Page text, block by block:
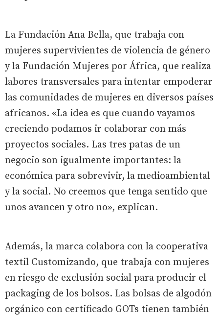
La Fundación Ana Bella, que trabaja con
mujeres supervivientes de violencia de género
y la Fundación Mujeres por África, que realiza
labores transversales para intentar empoderar
las comunidades de mujeres en diversos países
africanos. «La idea es que cuando vayamos
creciendo podamos ir colaborar con más
proyectos sociales. Las tres patas de un
negocio son igualmente importantes: la
económica para sobrevivir, la medioambiental
y la social. No creemos que tenga sentido que
unos avancen y otro no», explican.
Además, la marca colabora con la cooperativa
textil Customizando, que trabaja con mujeres
en riesgo de exclusión social para producir el
packaging de los bolsos. Las bolsas de algodón
orgánico con certificado GOTs tienen también